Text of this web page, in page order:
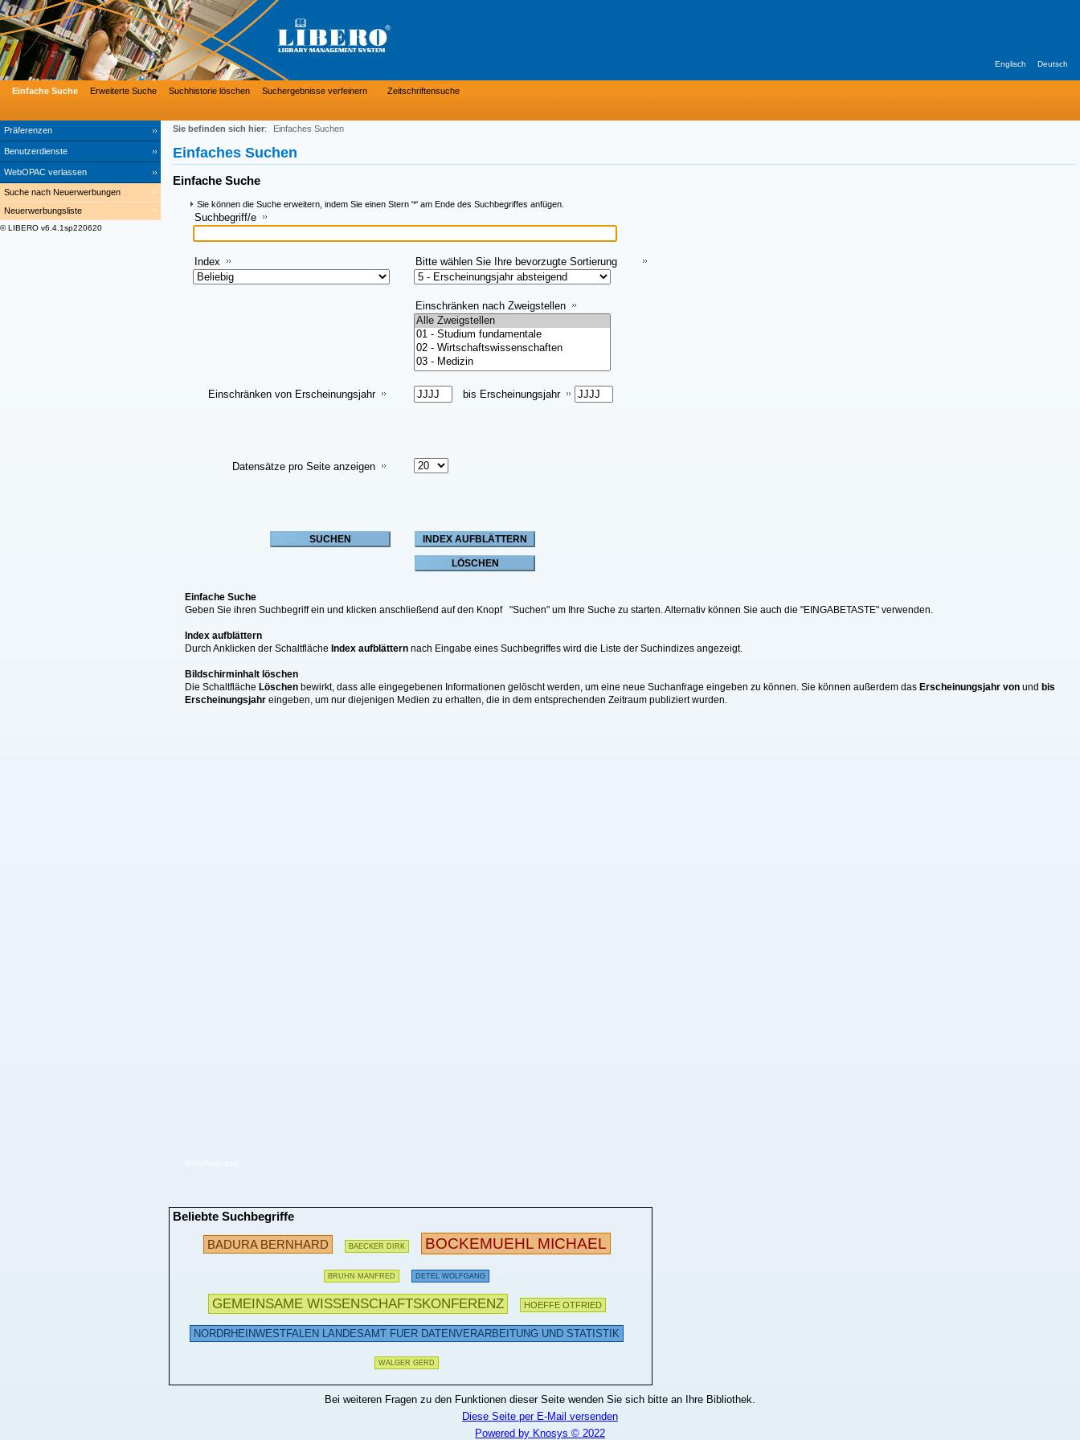
Präferenzen
Benutzerdienste
WebOPAC verlassen
Einfache Suche Erweiterte Suche Suchhistorie löschen Suchergebnisse verfeinern Zeitschriftensuche
Englisch Deutsch
Suche nach Neuerwerbungen
Neuerwerbungsliste
© LIBERO v6.4.1sp220620
Sie befinden sich hier: Einfaches Suchen
Einfaches Suchen
Einfache Suche
Sie können die Suche erweitern, indem Sie einen Stern '*' am Ende des Suchbegriffes anfügen.
Suchbegriff/e
Index
Bitte wählen Sie Ihre bevorzugte Sortierung
aus:
Einschränken nach Zweigstellen
Einschränken von Erscheinungsjahr bis Erscheinungsjahr
Datensätze pro Seite anzeigen
Einfache Suche
Geben Sie ihren Suchbegriff ein und klicken anschließend auf den Knopf "Suchen" um Ihre Suche zu starten. Alternativ können Sie auch die "EINGABETASTE" verwenden.
Index aufblättern
Durch Anklicken der Schaltfläche Index aufblättern nach Eingabe eines Suchbegriffes wird die Liste der Suchindizes angezeigt.
Bildschirminhalt löschen
Die Schaltfläche Löschen bewirkt, dass alle eingegebenen Informationen gelöscht werden, um eine neue Suchanfrage eingeben zu können. Sie können außerdem das Erscheinungsjahr von und bis
Erscheinungsjahr eingeben, um nur diejenigen Medien zu erhalten, die in dem entsprechenden Zeitraum publiziert wurden.
Beliebte Suchbegriffe
BADURA BERNHARD BAECKER DIRK BOCKEMUEHL MICHAEL
BRUHN MANFRED DETEL WOLFGANG
GEMEINSAME WISSENSCHAFTSKONFERENZ HOEFFE OTFRIED
NORDRHEINWESTFALEN LANDESAMT FUER DATENVERARBEITUNG UND STATISTIK
WALGER GERD
Bei weiteren Fragen zu den Funktionen dieser Seite wenden Sie sich bitte an Ihre Bibliothek.
Diese Seite per E-Mail versenden
Powered by Knosys © 2022